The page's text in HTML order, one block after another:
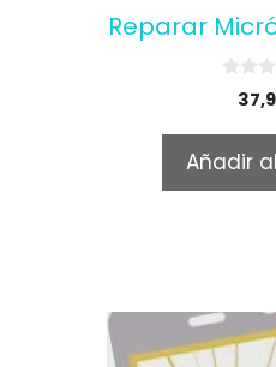
Reparar
o
f
5
Añadir